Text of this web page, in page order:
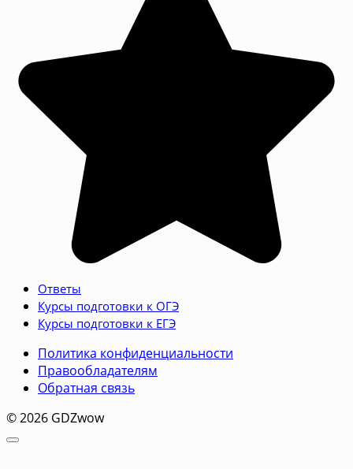
Ответы
Курсы подготовки к ОГЭ
Курсы подготовки к ЕГЭ
Политика конфиденциальности
Правообладателям
Обратная связь
© 2026 GDZwow